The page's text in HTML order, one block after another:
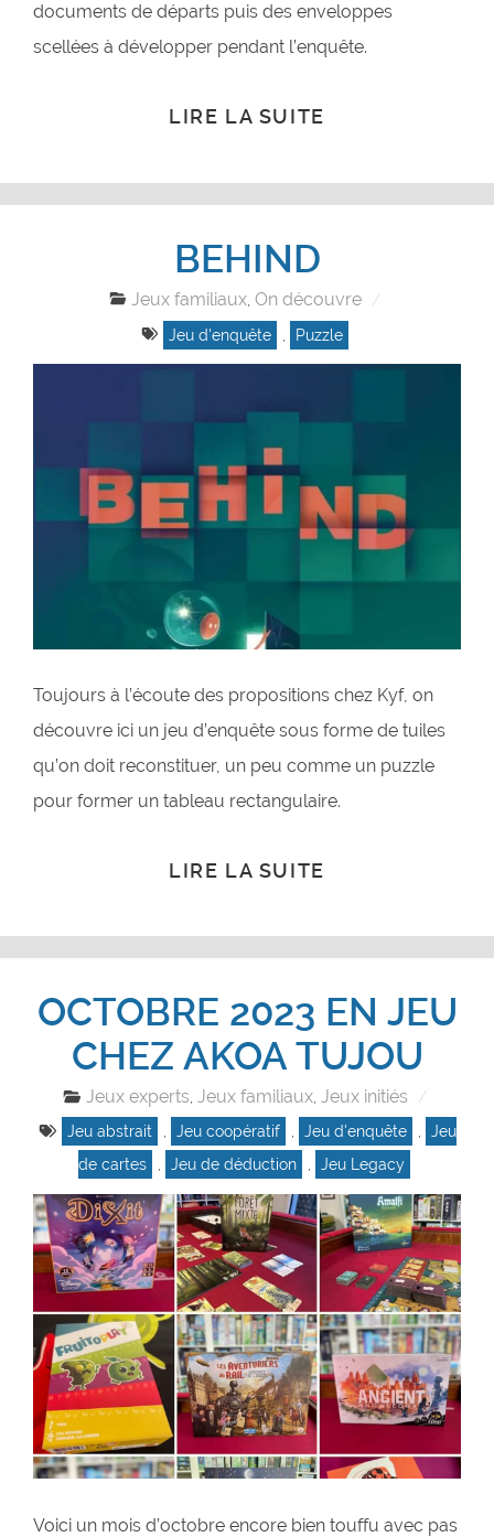
documents de départs puis des enveloppes
scellées à développer pendant l’enquête.
LIRE LA SUITE
BEHIND
Jeux familiaux ,On découvre
Jeu d'enquête Puzzle
Toujours à l’écoute des propositions chez Kyf, on
découvre ici un jeu d’enquête sous forme de tuiles
qu’on doit reconstituer, un peu comme un puzzle
pour former un tableau rectangulaire.
LIRE LA SUITE
OCTOBRE 2023 EN JEU
CHEZ AKOA TUJOU
Jeux experts Jeux familiaux, Jeux initiés
Jeu abstrait Jeu coopératif Jeu d'enquête
Jeu
de cartes
Jeu de déduction Jeu Legacy
Voici un mois d’octobre encore bien touffu avec pas